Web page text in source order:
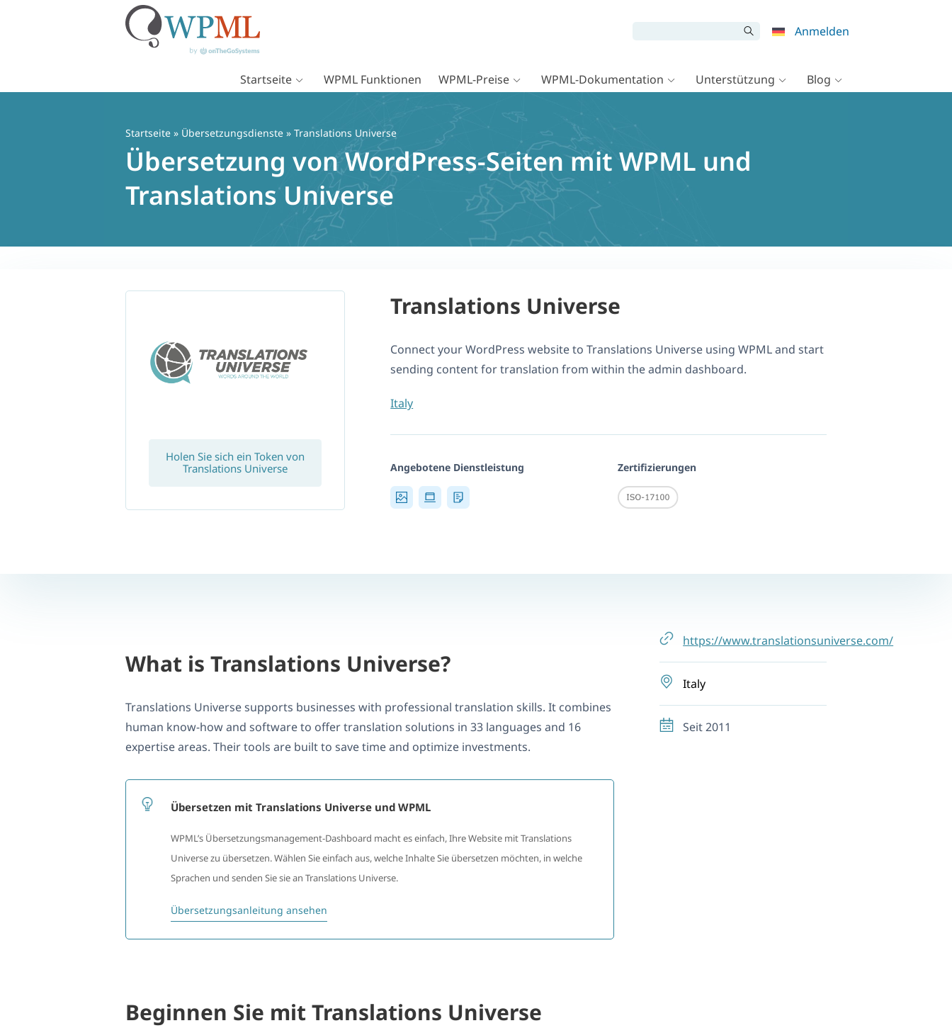
Anmelden
Startseite WPML Funktionen WPML-Preise WPML-Dokumentation Unterstützung Blog
Startseite » Übersetzungsdienste » Translations Universe
Übersetzung von WordPress-Seiten mit WPML und
Translations Universe
Holen Sie sich ein Token von
Translations Universe
Translations Universe
Connect your WordPress website to Translations Universe using WPML and start
sending content for translation from within the admin dashboard.
Italy
Angebotene Dienstleistung Zertifizierungen
What is Translations Universe?
Translations Universe supports businesses with professional translation skills. It combines
human know-how and software to offer translation solutions in 33 languages and 16
expertise areas. Their tools are built to save time and optimize investments.
Übersetzen mit Translations Universe und WPML
WPML’s Übersetzungsmanagement-Dashboard macht es einfach, Ihre Website mit Translations
Universe zu übersetzen. Wählen Sie einfach aus, welche Inhalte Sie übersetzen möchten, in welche
Sprachen und senden Sie sie an Translations Universe.
Übersetzungsanleitung ansehen
Beginnen Sie mit Translations Universe
https://www.translationsuniverse.com/
Italy
Seit 2011